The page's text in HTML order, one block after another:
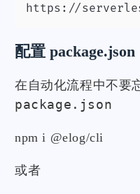
https://
配置 package.json
在自动化流程中不要
package.json
npm i @elog/cli
或者